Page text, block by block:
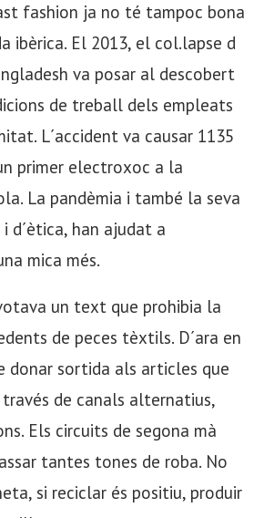
fashion ja no té tampoc bona
ibèrica. El 2013, el col.lapse d
va posar al descobert
de treball dels empleats
L´accident va causar 1135
primer electroxoc a la
La pandèmia i també la seva
d´ètica, han ajudat a
mica més.
un text que prohibia la
de peces tèxtils. D´ara en
donar sortida als articles que
través de canals alternatius,
Els circuits de segona mà
tantes tones de roba. No
si reciclar és positiu, produir